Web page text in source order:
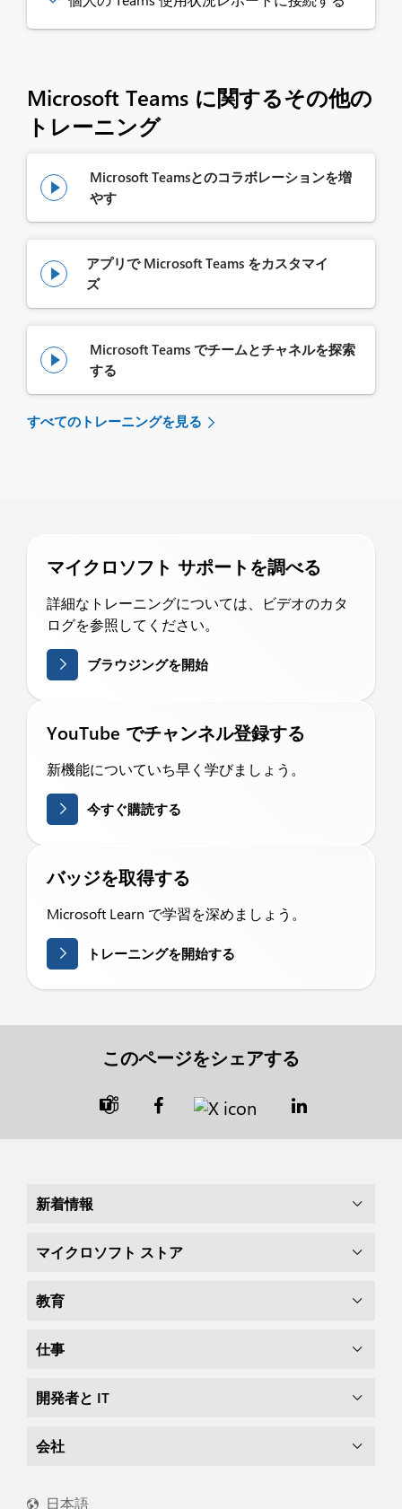
Microsoft Teams に関するその他の
トレーニング

Microsoft Teamsとのコラボレーションを増
やす

アプリで Microsoft Teams をカスタマイ
ズ

Microsoft Teams でチームとチャネルを探索
する
すべてのトレーニングを見る
マイクロソフト サポートを調べる
詳細なトレーニングについては、ビデオのカタ
ログを参照してください。
ブラウジングを開始
YouTube でチャンネル登録する
新機能についていち早く学びましょう。
今すぐ購読する
バッジを取得する
Microsoft Learn で学習を深めましょう。
トレーニングを開始する
このページをシェアする

新着情報
マイクロソフト ストア
教育
仕事
開発者と IT
会社
日本語